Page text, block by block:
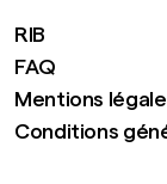
RIB
FAQ
Mentions
Conditions